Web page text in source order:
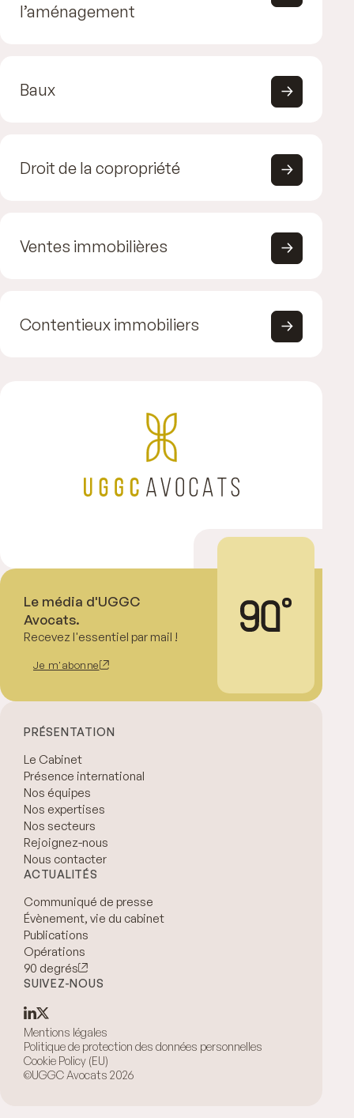
l’aménagement
Baux
Droit de la copropriété
Ventes immobilières
Contentieux immobiliers
Le média d'UGGC
Avocats.
Recevez l'essentiel par mail !
Je m'abonne
PRÉSENTATION
Le Cabinet
Présence international
Nos équipes
Nos expertises
Nos secteurs
Rejoignez-nous
Nous contacter
ACTUALITÉS
Communiqué de presse
Évènement, vie du cabinet
Publications
Opérations
90 degrés
SUIVEZ-NOUS
Mentions légales
Politique de protection des données personnelles
Cookie Policy (EU)
©UGGC Avocats 2026